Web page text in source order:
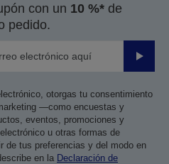
con un 10 %* de
pedido.
Enviar
otorgas tu consentimiento
—como encuestas y
eventos, promociones y
u otras formas de
de tus preferencias y del modo en
en la Declaración de